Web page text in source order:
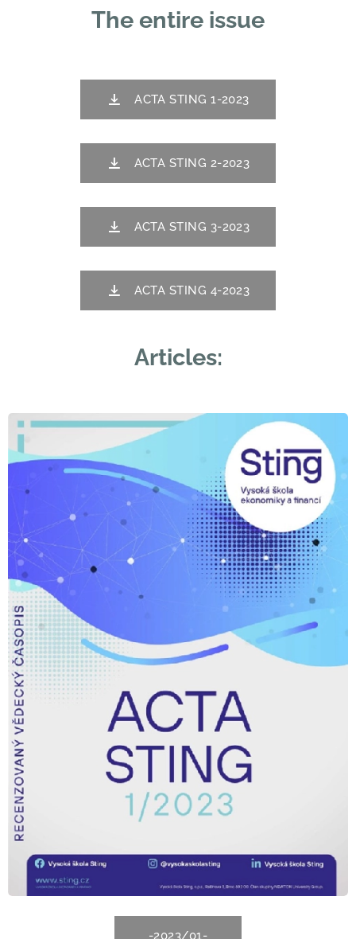
The entire issue
ACTA STING 1-2023
ACTA STING 2-2023
ACTA STING 3-2023
ACTA STING 4-2023
Articles:
-2023/01-